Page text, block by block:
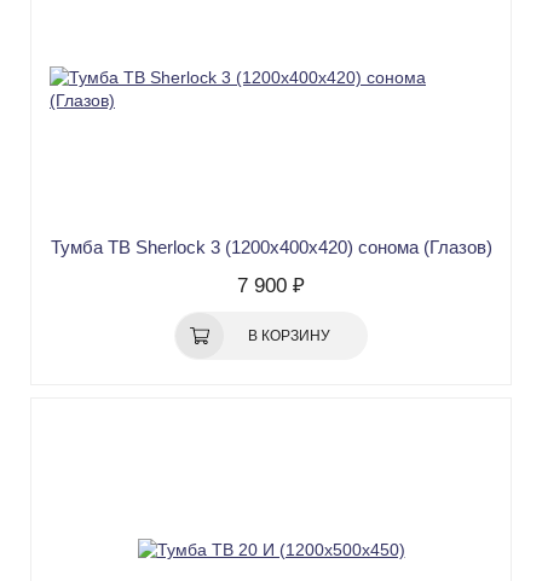
Тумба ТВ Sherlock 3 (1200х400х420) сонома (Глазов)
7 900 ₽
В КОРЗИНУ